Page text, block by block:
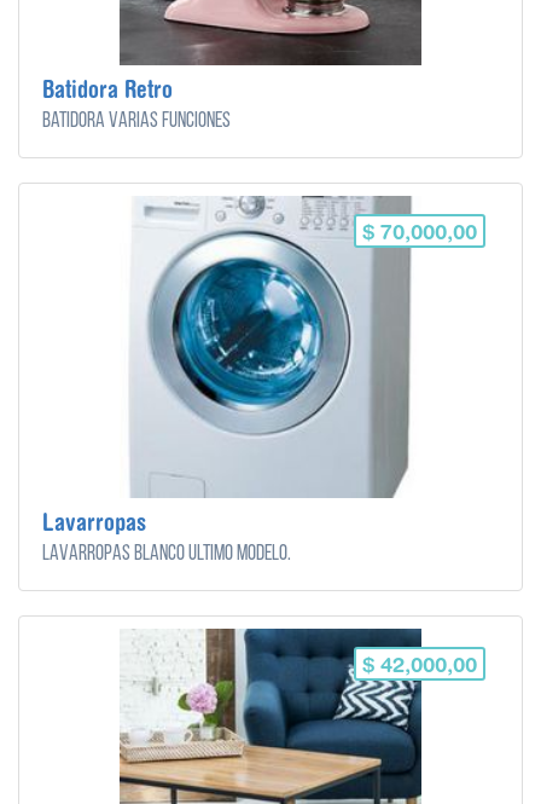
Batidora Retro
Batidora varias funciones
$ 70,000,00
Lavarropas
Lavarropas blanco ultimo modelo.
$ 42,000,00